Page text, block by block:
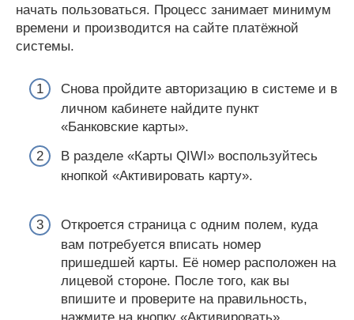
начать пользоваться. Процесс занимает минимум
времени и производится на сайте платёжной
системы.
Снова пройдите авторизацию в системе и в
личном кабинете найдите пункт
«Банковские карты».
В разделе «Карты QIWI» воспользуйтесь
кнопкой «Активировать карту».
Откроется страница с одним полем, куда
вам потребуется вписать номер
пришедшей карты. Её номер расположен на
лицевой стороне. После того, как вы
впишите и проверите на правильность,
нажмите на кнопку «Активировать».